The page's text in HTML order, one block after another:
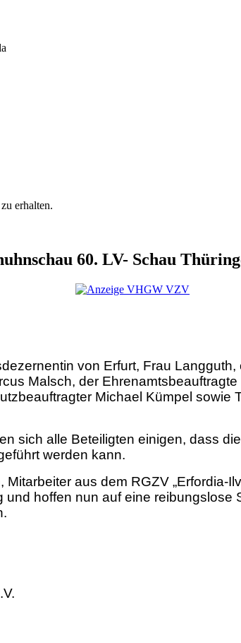
erhalten.
60. LV- Schau
von Erfurt, Frau
Malsch, der
Michael Kümpel
sich alle Beteiligten einigen, dass
werden kann.
aus dem RGZV „Erfordia-
hoffen nun auf eine